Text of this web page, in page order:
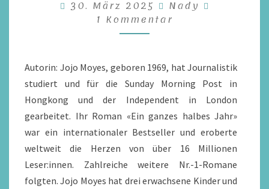
VON
JOJO
MOYES
REZENSION
30. März 2025 Nady
1 Kommentar
Autorin: Jojo Moyes, geboren 1969, hat Journalistik
studiert und für die Sunday Morning Post in
Hongkong und der Independent in London
gearbeitet. Ihr Roman «Ein ganzes halbes Jahr»
war ein internationaler Bestseller und eroberte
weltweit die Herzen von über 16 Millionen
Leser:innen. Zahlreiche weitere Nr.-1-Romane
folgten. Jojo Moyes hat drei erwachsene Kinder und